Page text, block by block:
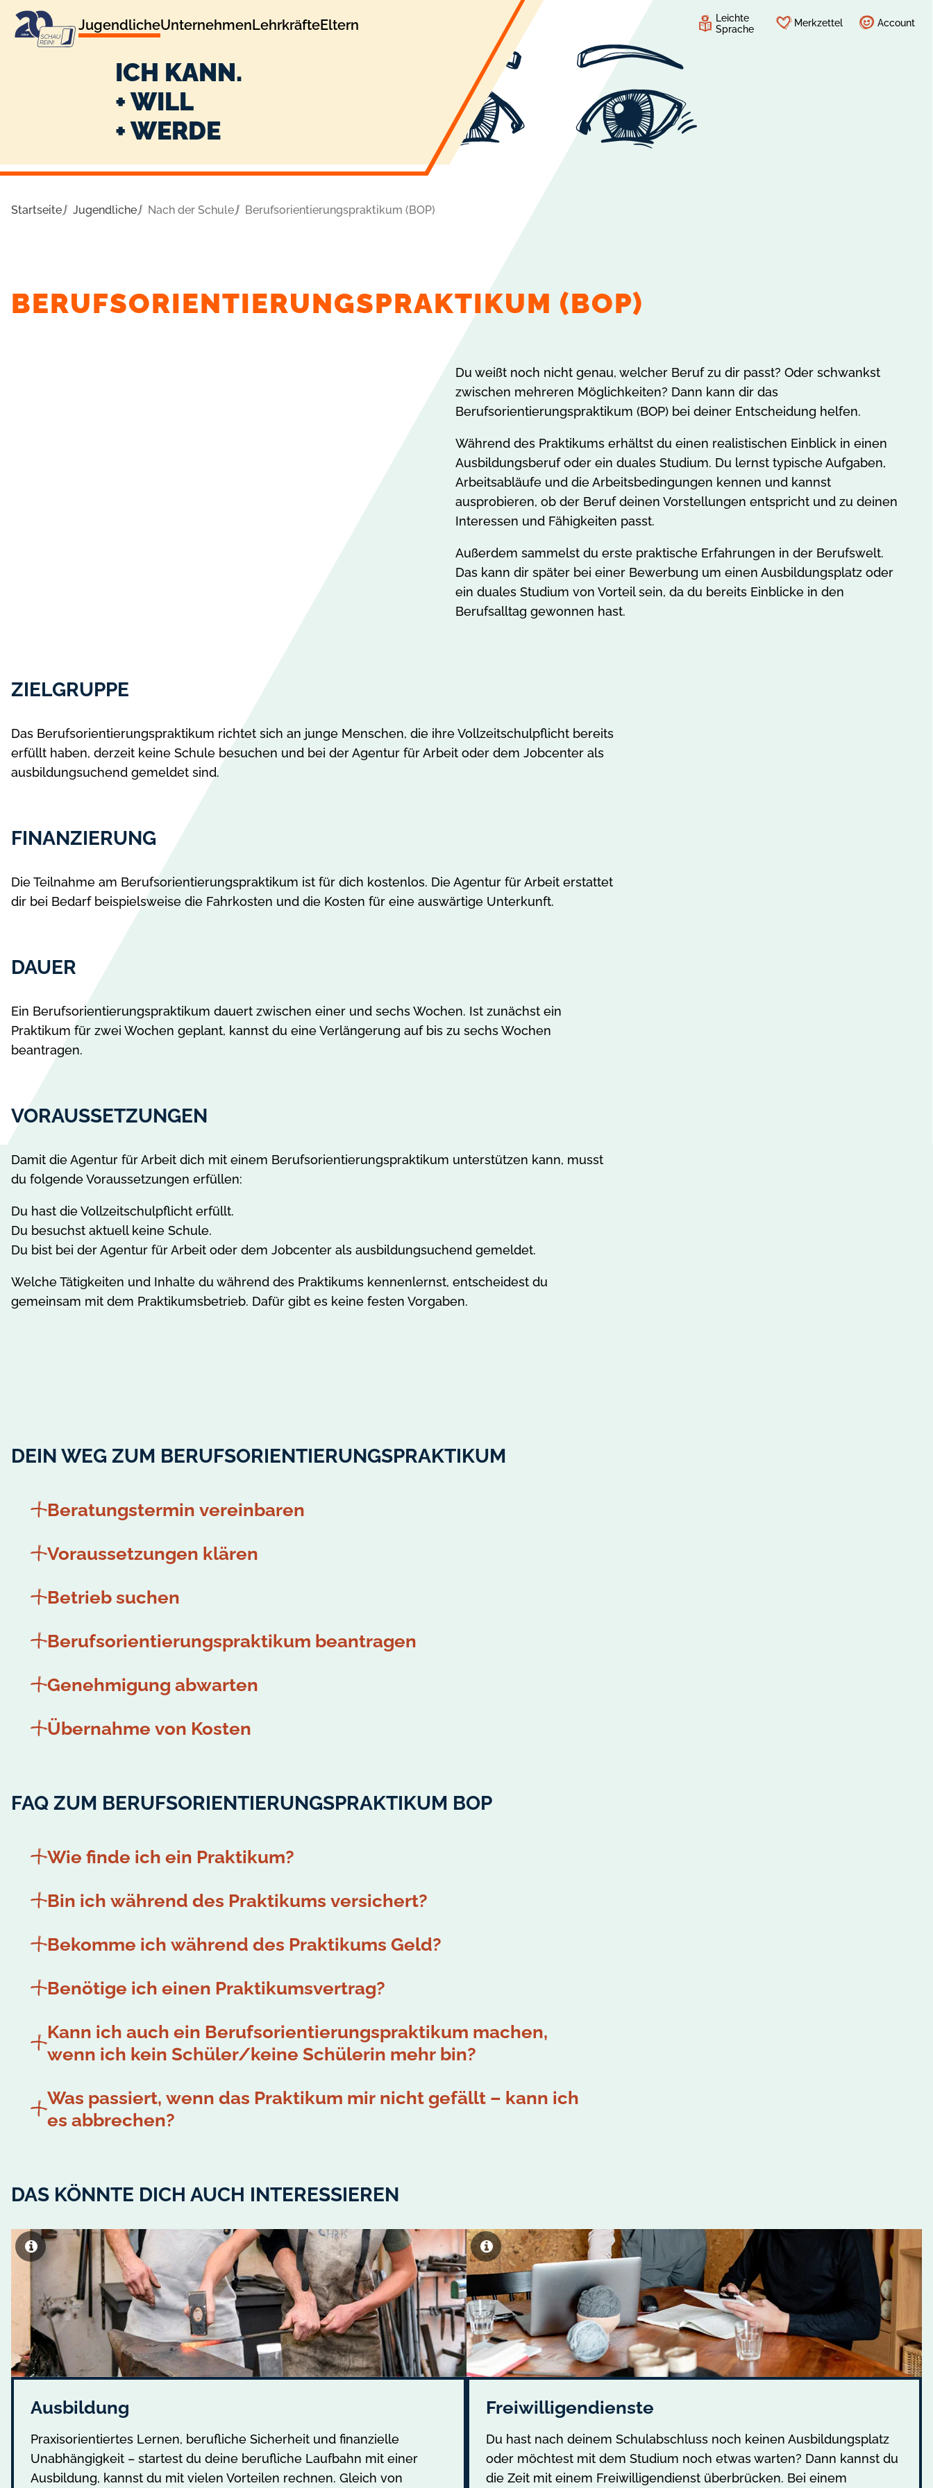
Navigation
zum
Inhalt
JugendlicheUnternehmenLehrkräfteEltern
Leichte
Sprache
Merkzettel Account
ICH KANN.
+ WILL
+ WERDE
Startseite Jugendliche Nach der Schule Berufsorientierungspraktikum (BOP)
BERUFSORIENTIERUNGSPRAKTIKUM (BOP)
Du weißt noch nicht genau, welcher Beruf zu dir passt? Oder schwankst
zwischen mehreren Möglichkeiten? Dann kann dir das
Berufsorientierungspraktikum (BOP) bei deiner Entscheidung helfen.
Während des Praktikums erhältst du einen realistischen Einblick in einen
Ausbildungsberuf oder ein duales Studium. Du lernst typische Aufgaben,
Arbeitsabläufe und die Arbeitsbedingungen kennen und kannst
ausprobieren, ob der Beruf deinen Vorstellungen entspricht und zu deinen
Interessen und Fähigkeiten passt.
Außerdem sammelst du erste praktische Erfahrungen in der Berufswelt.
Das kann dir später bei einer Bewerbung um einen Ausbildungsplatz oder
ein duales Studium von Vorteil sein, da du bereits Einblicke in den
Berufsalltag gewonnen hast.
ZIELGRUPPE
Das Berufsorientierungspraktikum richtet sich an junge Menschen, die ihre Vollzeitschulpflicht bereits
erfüllt haben, derzeit keine Schule besuchen und bei der Agentur für Arbeit oder dem Jobcenter als
ausbildungsuchend gemeldet sind.
FINANZIERUNG
Die Teilnahme am Berufsorientierungspraktikum ist für dich kostenlos. Die Agentur für Arbeit erstattet
dir bei Bedarf beispielsweise die Fahrkosten und die Kosten für eine auswärtige Unterkunft.
DAUER
Ein Berufsorientierungspraktikum dauert zwischen einer und sechs Wochen. Ist zunächst ein
Praktikum für zwei Wochen geplant, kannst du eine Verlängerung auf bis zu sechs Wochen
beantragen.
VORAUSSETZUNGEN
Damit die Agentur für Arbeit dich mit einem Berufsorientierungspraktikum unterstützen kann, musst
du folgende Voraussetzungen erfüllen:
Du hast die Vollzeitschulpflicht erfüllt.
Du besuchst aktuell keine Schule.
Du bist bei der Agentur für Arbeit oder dem Jobcenter als ausbildungsuchend gemeldet.
Welche Tätigkeiten und Inhalte du während des Praktikums kennenlernst, entscheidest du
gemeinsam mit dem Praktikumsbetrieb. Dafür gibt es keine festen Vorgaben.
DEIN WEG ZUM BERUFSORIENTIERUNGSPRAKTIKUM
Beratungstermin vereinbaren
Voraussetzungen klären
Betrieb suchen
Berufsorientierungspraktikum beantragen
Genehmigung abwarten
Übernahme von Kosten
FAQ ZUM BERUFSORIENTIERUNGSPRAKTIKUM BOP
Wie finde ich ein Praktikum?
Bin ich während des Praktikums versichert?
Bekomme ich während des Praktikums Geld?
Benötige ich einen Praktikumsvertrag?
Kann ich auch ein Berufsorientierungspraktikum machen,
wenn ich kein Schüler/keine Schülerin mehr bin?
Was passiert, wenn das Praktikum mir nicht gefällt – kann ich
es abbrechen?
DAS KÖNNTE DICH AUCH INTERESSIEREN
Ausbildung
Praxisorientiertes Lernen, berufliche Sicherheit und finanzielle
Unabhängigkeit – startest du deine berufliche Laufbahn mit einer
Ausbildung, kannst du mit vielen Vorteilen rechnen. Gleich von
Freiwilligendienste
Du hast nach deinem Schulabschluss noch keinen Ausbildungsplatz
oder möchtest mit dem Studium noch etwas warten? Dann kannst du
die Zeit mit einem Freiwilligendienst überbrücken. Bei einem